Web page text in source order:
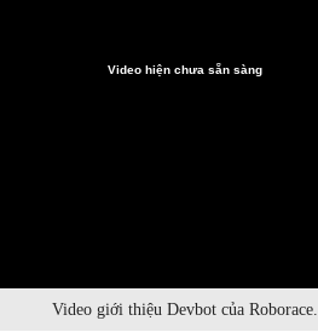
Video hiện chưa sẵn sàng
Video giới thiệu Devbot của Roborace.